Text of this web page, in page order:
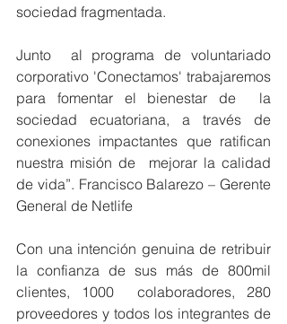
sociedad fragmentada.
Junto  al programa de voluntariado
corporativo 'Conectamos' trabajaremos
para fomentar el bienestar de  la
sociedad ecuatoriana, a través de
conexiones impactantes que ratifican
nuestra misión de  mejorar la calidad
de vida”. Francisco Balarezo – Gerente
General de Netlife
Con una intención genuina de retribuir
la confianza de sus más de 800mil
clientes, 1000  colaboradores, 280
proveedores y todos los integrantes de